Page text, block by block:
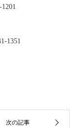
1351